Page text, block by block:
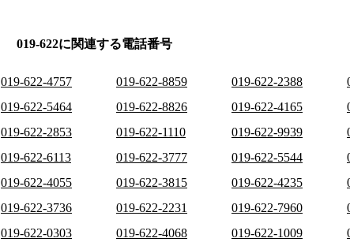
019-622に関連する電話番号
019-622-4757 019-622-8859 019-622-2388
019-622-5464
019-622-8826 019-622-4165
019-622-2853
019-622-1110 019-622-9939
019-622-6113
019-622-3777 019-622-5544
019-622-4055
019-622-3815 019-622-4235
019-622-3736
019-622-2231 019-622-7960
019-622-0303
019-622-4068 019-622-1009